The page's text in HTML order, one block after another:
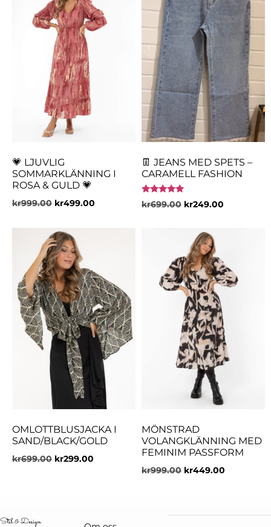
💗 LJUVLIG
SOMMARKLÄNNING I
ROSA & GULD 💗
kr999.00 kr499.00
👖 JEANS MED SPETS –
CARAMELL FASHION
Betygsatt
5.00
kr699.00 kr249.00
OMLOTTBLUSJACKA I
SAND/BLACK/GOLD
kr699.00 kr299.00
MÖNSTRAD
VOLANGKLÄNNING MED
FEMINIM PASSFORM
kr999.00 kr449.00